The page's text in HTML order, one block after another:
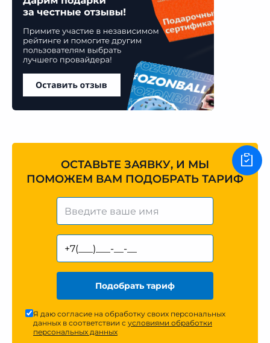
ОСТАВЬТЕ ЗАЯВКУ, И МЫ
ПОМОЖЕМ ВАМ ПОДОБРАТЬ ТАРИФ
Подобрать тариф
Я даю согласие на обработку своих персональных
данных в соответствии с условиями обработки
персональных данных